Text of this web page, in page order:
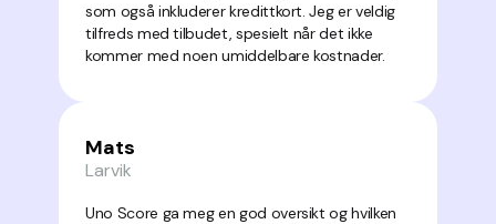
som også inkluderer kredittkort. Jeg er veldig
tilfreds med tilbudet, spesielt når det ikke
kommer med noen umiddelbare kostnader.
Mats
Larvik
Uno Score ga meg en god oversikt og hvilken